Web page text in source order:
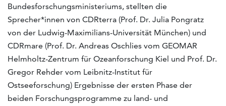
Bundesforschungsministeriums, stellten die
Sprecher*innen von CDRterra (Prof. Dr. Julia Pongratz
von der Ludwig-Maximilians-Universität München) und
CDRmare (Prof. Dr. Andreas Oschlies vom GEOMAR
Helmholtz-Zentrum für Ozeanforschung Kiel und Prof. Dr.
Gregor Rehder vom Leibnitz-Institut für
Ostseeforschung) Ergebnisse der ersten Phase der
beiden Forschungsprogramme zu land- und